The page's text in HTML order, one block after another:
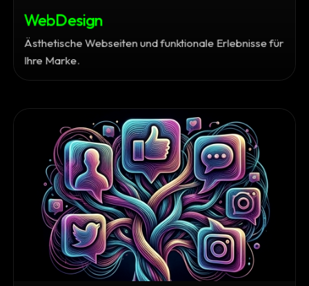
WebDesign
Ästhetische Webseiten und funktionale Erlebnisse für
Ihre Marke.